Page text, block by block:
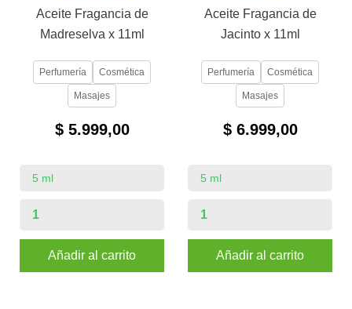
Aceite Fragancia de
Madreselva x 11ml
Perfumería Cosmética
Masajes
$ 5.999,00
Añadir al carrito
Aceite Fragancia de
Jacinto x 11ml
Perfumería Cosmética
Masajes
$ 6.999,00
Añadir al carrito